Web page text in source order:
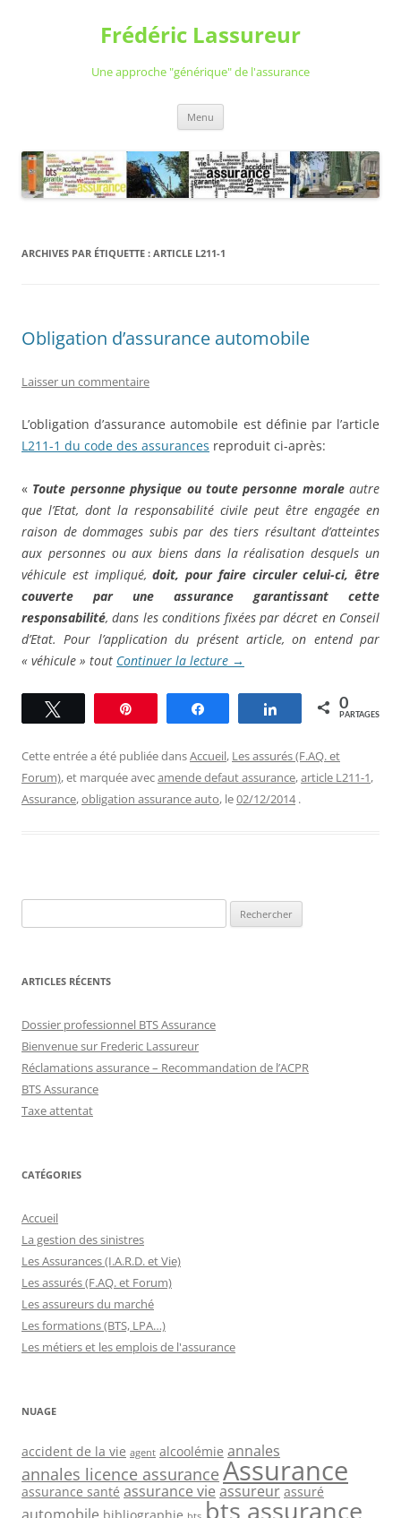
Frédéric Lassureur
Une approche "générique" de l'assurance
Menu
ARCHIVES PAR ÉTIQUETTE : ARTICLE L211-1
Obligation d’assurance automobile
Laisser un commentaire
L’obligation d’assurance automobile est définie par l’article
L211-1 du code des assurances reproduit ci-après:
« Toute personne physique ou toute personne moraleautre
que l’Etat, dont la responsabilité civile peut être engagée en
raison de dommages subis par des tiers résultant d’atteintes
aux personnes ou aux biens dans la réalisation desquels un
véhicule est impliqué, doit, pour faire circuler celui-ci, être
couverte par une assurance garantissant cette
responsabilité, dans les conditions fixées par décret en Conseil
d’Etat. Pour l’application du présent article, on entend par
« véhicule » tout Continuer la lecture →
Partagez 0
PARTAGES
Cette entrée a été publiée dansAccueil, Les assurés (F.AQ. et
Forum), et marquée avecamende defaut assurance,article L211-1,
Assurance,obligation assurance auto, le02/12/2014 .
ARTICLES RÉCENTS
Dossier professionnel BTS Assurance
Bienvenue sur Frederic Lassureur
Réclamations assurance – Recommandation de l’ACPR
BTS Assurance
Taxe attentat
CATÉGORIES
Accueil
La gestion des sinistres
Les Assurances (I.A.R.D. et Vie)
Les assurés (F.AQ. et Forum)
Les assureurs du marché
Les formations (BTS, LPA…)
Les métiers et les emplois de l'assurance
NUAGE
accident de la vie agent alcoolémie annales
annales licence assurance Assurance
assurance santé assurance vie assureur assuré
bts assurance